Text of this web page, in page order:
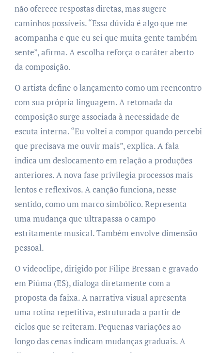
não oferece respostas diretas, mas sugere
caminhos possíveis. “Essa dúvida é algo que me
acompanha e que eu sei que muita gente também
sente”, afirma. A escolha reforça o caráter aberto
da composição.
O artista define o lançamento como um reencontro
com sua própria linguagem. A retomada da
composição surge associada à necessidade de
escuta interna. “Eu voltei a compor quando percebi
que precisava me ouvir mais”, explica. A fala
indica um deslocamento em relação a produções
anteriores. A nova fase privilegia processos mais
lentos e reflexivos. A canção funciona, nesse
sentido, como um marco simbólico. Representa
uma mudança que ultrapassa o campo
estritamente musical. Também envolve dimensão
pessoal.
O videoclipe, dirigido por Filipe Bressan e gravado
em Piúma (ES), dialoga diretamente com a
proposta da faixa. A narrativa visual apresenta
uma rotina repetitiva, estruturada a partir de
ciclos que se reiteram. Pequenas variações ao
longo das cenas indicam mudanças graduais. A